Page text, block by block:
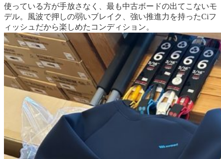
使っている方が手放さなく、最も中古ボードの出てこないモ
デル。
風波で押しの弱いブレイク、強い推進力を持ったCiフ
ィッシュだから楽しめたコンディション。